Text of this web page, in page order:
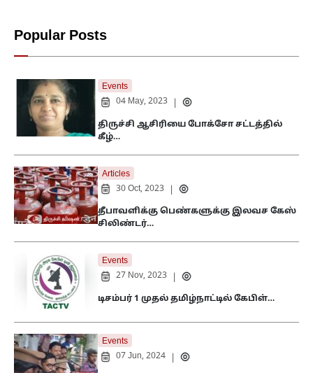
Popular Posts
Events
04 May, 2023
திருச்சி ஆசிரியை போக்சோ சட்டத்தில்
கீழ்…
Articles
30 Oct, 2023
தீபாவளிக்கு பெண்களுக்கு இலவச கேஸ்
சிலிண்டர்…
Events
27 Nov, 2023
டிசம்பர் 1 முதல் தமிழ்நாட்டில் கேபிள்…
Events
07 Jun, 2024